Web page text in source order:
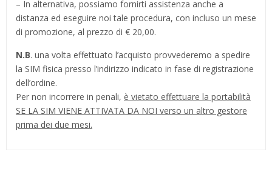
– In alternativa, possiamo fornirti assistenza anche a
distanza ed eseguire noi tale procedura, con incluso un mese
di promozione, al prezzo di € 20,00.
N.B. una volta effettuato l’acquisto provvederemo a spedire
la SIM fisica presso l’indirizzo indicato in fase di registrazione
dell’ordine.
Per non incorrere in penali, è vietato effettuare la portabilità
SE LA SIM VIENE ATTIVATA DA NOI verso un altro gestore
prima dei due mesi.